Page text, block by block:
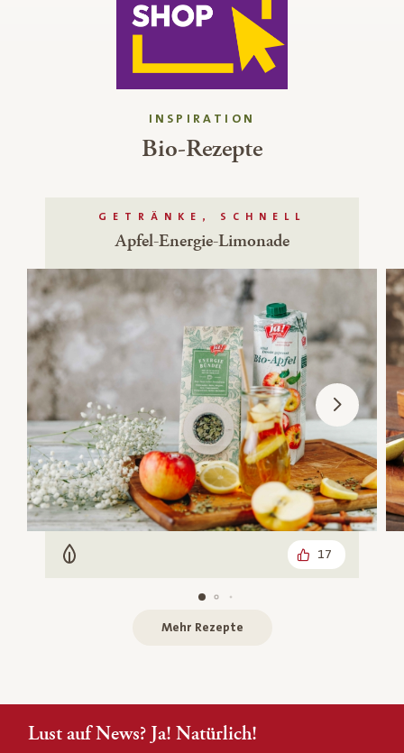
INSPIRATION
Bio-Rezepte
GETRÄNKE, SCHNELL
Apfel-Energie-Limonade
Vegetarisch 17
Mehr Rezepte
Lust auf News? Ja! Natürlich!